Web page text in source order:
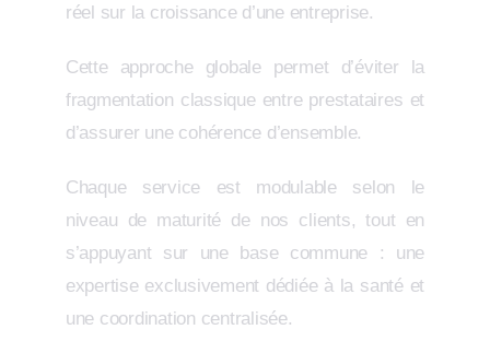
réel sur la croissance d’une entreprise.
Cette approche globale permet d’éviter la
fragmentation classique entre prestataires et
d’assurer une cohérence d’ensemble.
Chaque service est modulable selon le
niveau de maturité de nos clients, tout en
s’appuyant sur une base commune : une
expertise exclusivement dédiée à la santé et
une coordination centralisée.